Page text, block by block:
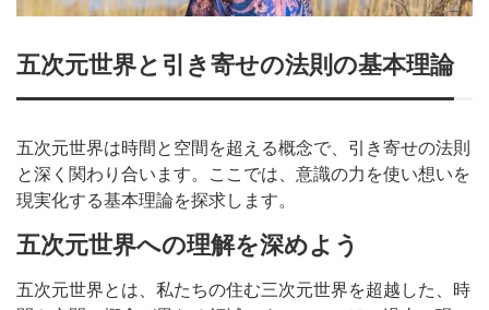
五次元世界と引き寄せの法則の基本理論
五次元世界は時間と空間を超える概念で、引き寄せの法則
と深く関わり合います。ここでは、意識の力を使い想いを
現実化する基本理論を探求します。
五次元世界への理解を深めよう
五次元世界とは、私たちの住む三次元世界を超越した、時